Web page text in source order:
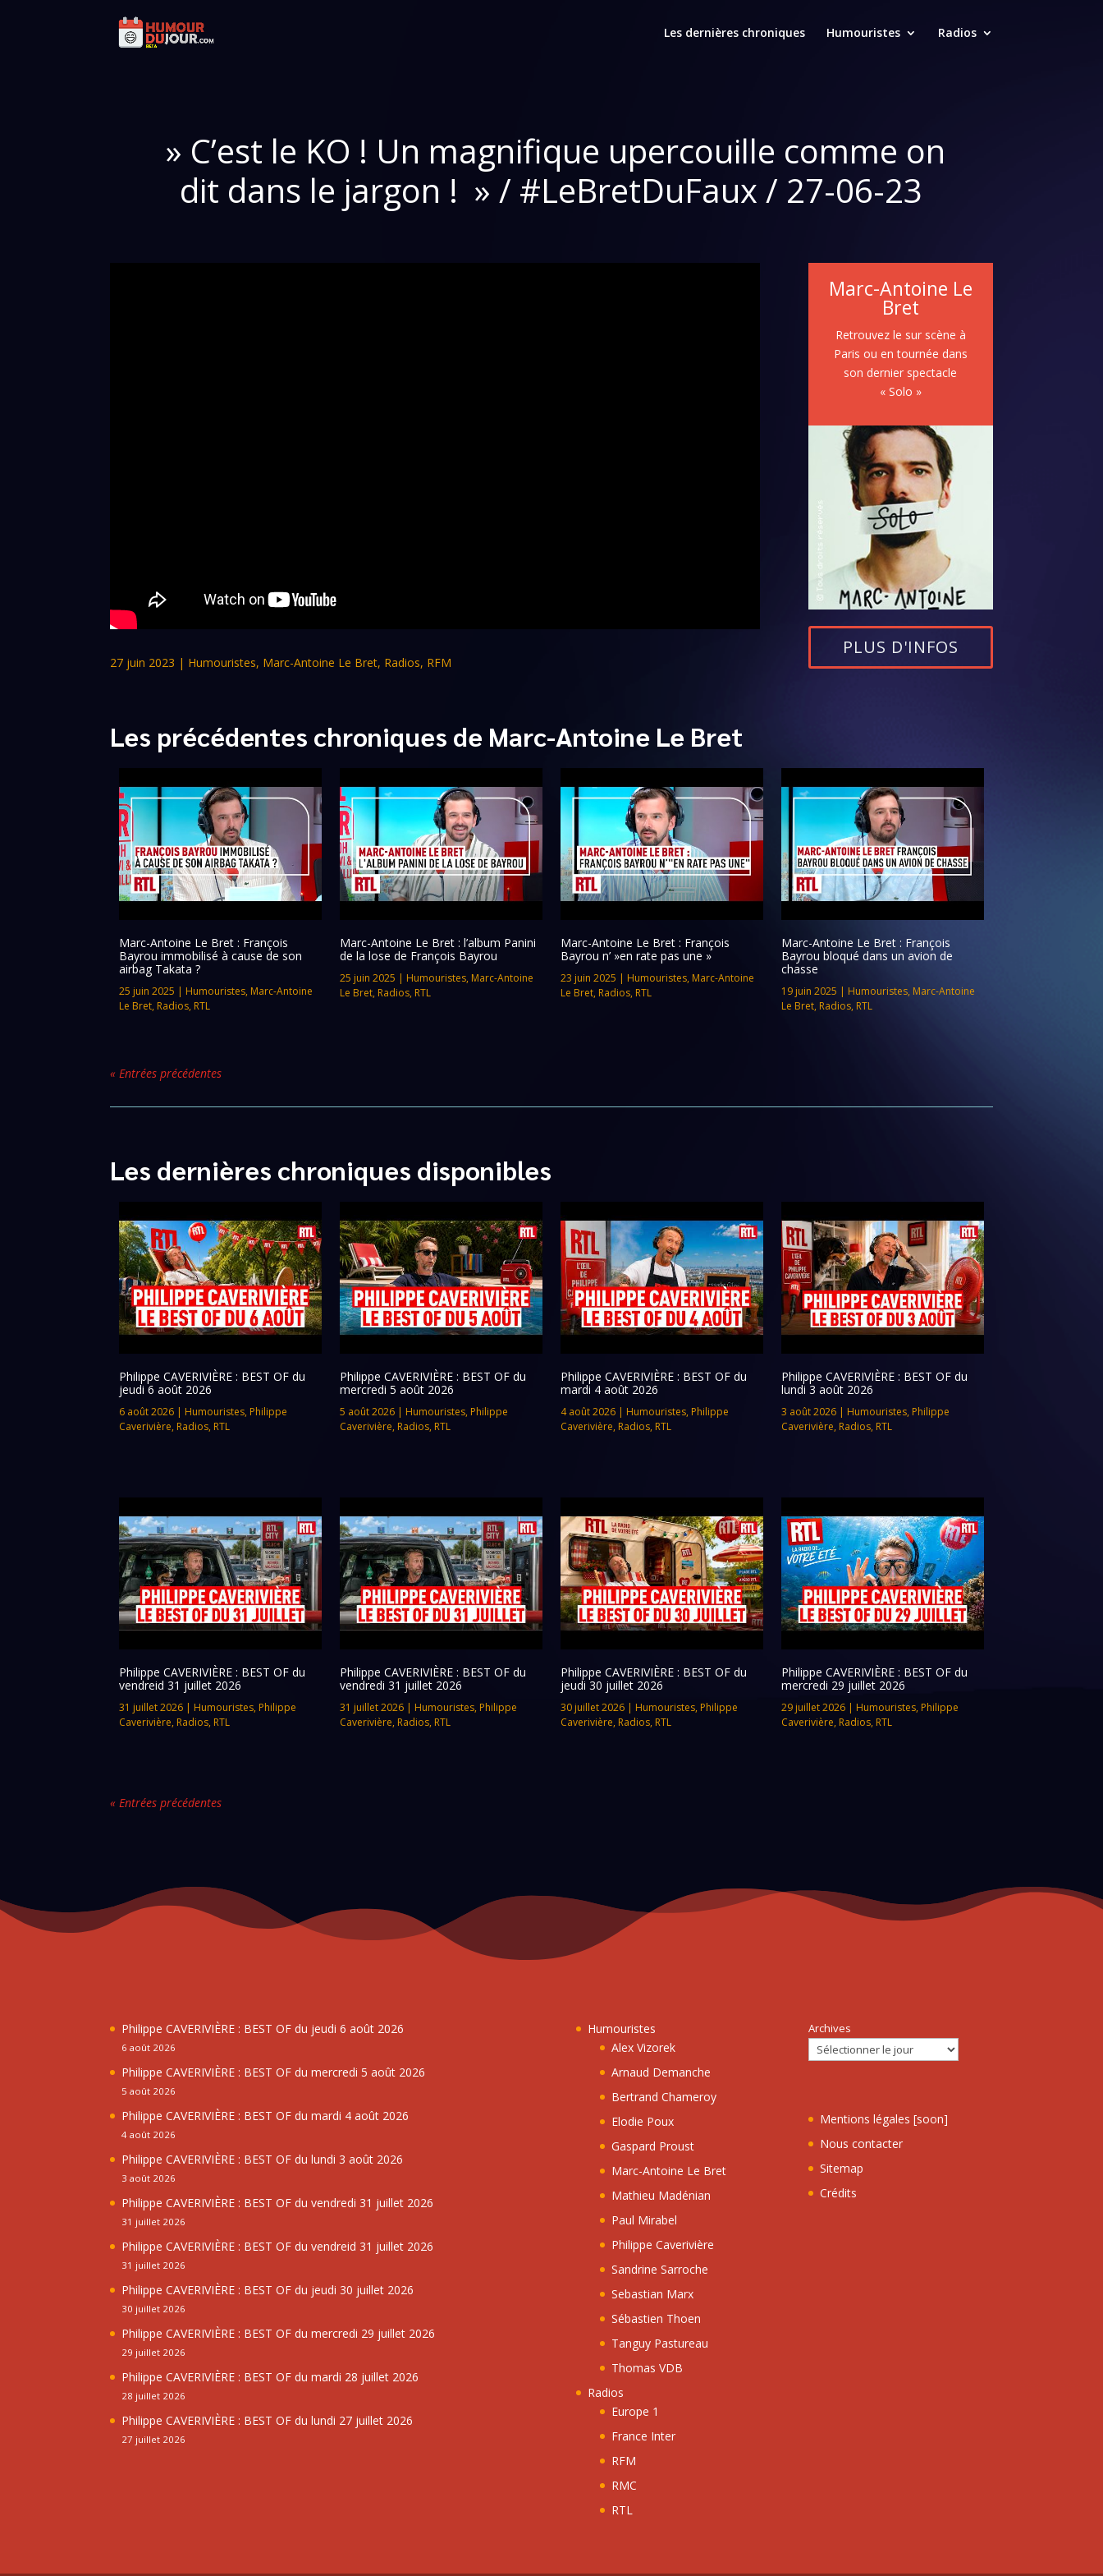
Les dernières chroniques Humouristes Radios
» C’est le KO ! Un magnifique upercouille comme on
dit dans le jargon ! » / #LeBretDuFaux / 27-06-23
27 juin 2023 | Humouristes, Marc-Antoine Le Bret, Radios, RFM
Marc-Antoine Le
Bret
Retrouvez le sur scène à
Paris ou en tournée dans
son dernier spectacle
« Solo »
PLUS D'INFOS
Les précédentes chroniques de Marc-Antoine Le Bret
Marc-Antoine Le Bret : François
Bayrou immobilisé à cause de son
airbag Takata ?
25 juin 2025 | Humouristes, Marc-Antoine
Le Bret, Radios, RTL
Marc-Antoine Le Bret : l’album Panini
de la lose de François Bayrou
25 juin 2025 | Humouristes, Marc-Antoine
Le Bret, Radios, RTL
Marc-Antoine Le Bret : François
Bayrou n’ »en rate pas une »
23 juin 2025 | Humouristes, Marc-Antoine
Le Bret, Radios, RTL
Marc-Antoine Le Bret : François
Bayrou bloqué dans un avion de
chasse
19 juin 2025 | Humouristes, Marc-Antoine
Le Bret, Radios, RTL
« Entrées précédentes
Les dernières chroniques disponibles
Philippe CAVERIVIÈRE : BEST OF du
jeudi 6 août 2026
6 août 2026 | Humouristes, Philippe
Caverivière, Radios, RTL
Philippe CAVERIVIÈRE : BEST OF du
mercredi 5 août 2026
5 août 2026| Humouristes, Philippe
Caverivière, Radios, RTL
Philippe CAVERIVIÈRE : BEST OF du
mardi 4 août 2026
4 août 2026| Humouristes, Philippe
Caverivière, Radios, RTL
Philippe CAVERIVIÈRE : BEST OF du
lundi 3 août 2026
3 août 2026| Humouristes, Philippe
Caverivière, Radios, RTL
Philippe CAVERIVIÈRE : BEST OF du
vendreid 31 juillet 2026
31 juillet 2026 | Humouristes, Philippe
Caverivière, Radios, RTL
Philippe CAVERIVIÈRE : BEST OF du
vendredi 31 juillet 2026
31 juillet 2026| Humouristes, Philippe
Caverivière, Radios, RTL
Philippe CAVERIVIÈRE : BEST OF du
jeudi 30 juillet 2026
30 juillet 2026| Humouristes, Philippe
Caverivière, Radios, RTL
Philippe CAVERIVIÈRE : BEST OF du
mercredi 29 juillet 2026
29 juillet 2026| Humouristes, Philippe
Caverivière, Radios, RTL
« Entrées précédentes
Philippe CAVERIVIÈRE : BEST OF du jeudi 6 août 2026
6 août 2026
Philippe CAVERIVIÈRE : BEST OF du mercredi 5 août 2026
5 août 2026
Philippe CAVERIVIÈRE : BEST OF du mardi 4 août 2026
4 août 2026
Philippe CAVERIVIÈRE : BEST OF du lundi 3 août 2026
3 août 2026
Philippe CAVERIVIÈRE : BEST OF du vendredi 31 juillet 2026
31 juillet 2026
Philippe CAVERIVIÈRE : BEST OF du vendreid 31 juillet 2026
31 juillet 2026
Philippe CAVERIVIÈRE : BEST OF du jeudi 30 juillet 2026
30 juillet 2026
Philippe CAVERIVIÈRE : BEST OF du mercredi 29 juillet 2026
29 juillet 2026
Philippe CAVERIVIÈRE : BEST OF du mardi 28 juillet 2026
28 juillet 2026
Philippe CAVERIVIÈRE : BEST OF du lundi 27 juillet 2026
27 juillet 2026
Humouristes
Alex Vizorek
Arnaud Demanche
Bertrand Chameroy
Elodie Poux
Gaspard Proust
Marc-Antoine Le Bret
Mathieu Madénian
Paul Mirabel
Philippe Caverivière
Sandrine Sarroche
Sebastian Marx
Sébastien Thoen
Tanguy Pastureau
Thomas VDB
Radios
Europe 1
France Inter
RFM
RMC
RTL
Archives
Mentions légales [soon]
Nous contacter
Sitemap
Crédits